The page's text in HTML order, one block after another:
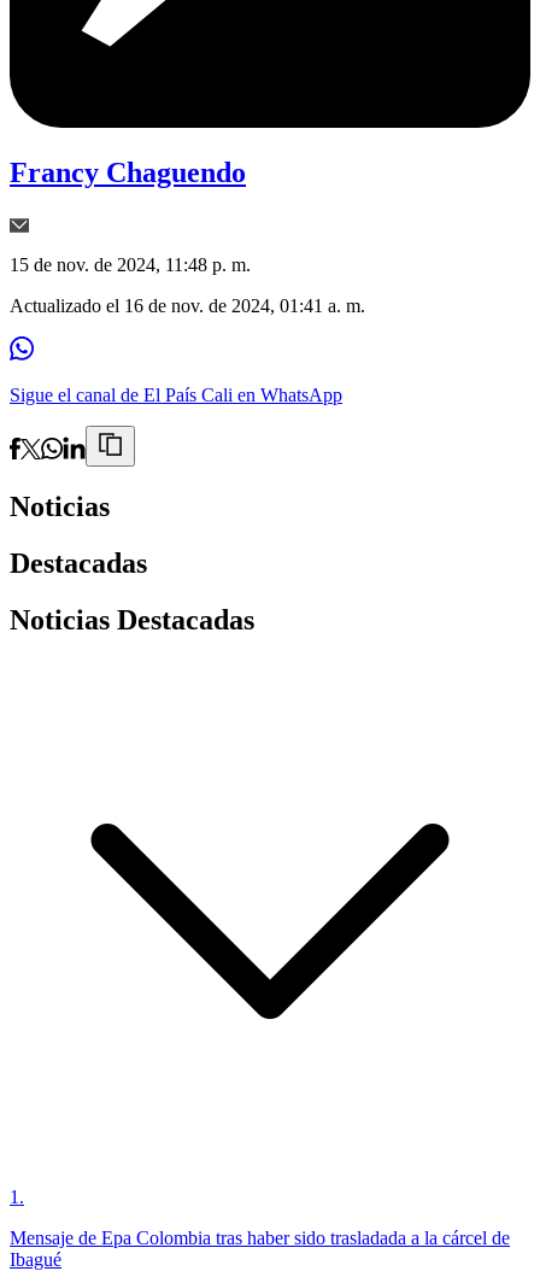
Francy Chaguendo
15 de nov. de 2024, 11:48 p. m.
Actualizado el 16 de nov. de 2024, 01:41 a. m.
Sigue el canal de El País Cali en WhatsApp
Noticias
Destacadas
Noticias Destacadas
1 .
Mensaje de Epa Colombia tras haber sido trasladada a la cárcel de
Ibagué